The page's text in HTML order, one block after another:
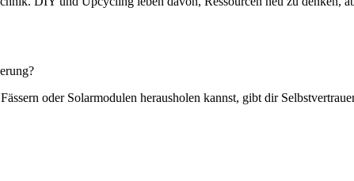
oder Solarmodulen herausholen kannst, gibt dir